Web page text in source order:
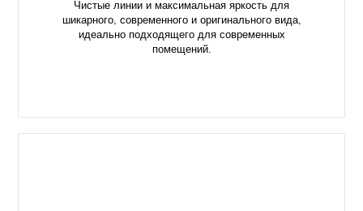
Чистые линии и максимальная яркость для
шикарного, современного и оригинального вида,
идеально подходящего для современных
помещений.